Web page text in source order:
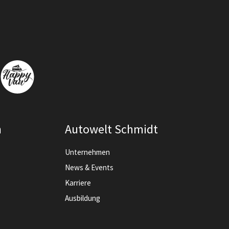
Autowelt Schmidt
Unternehmen
News & Events
Karriere
Ausbildung